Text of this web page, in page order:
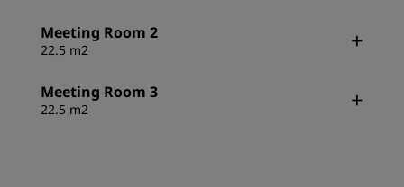
Meeting Room 2
22.5 m2
Meeting Room 3
22.5 m2